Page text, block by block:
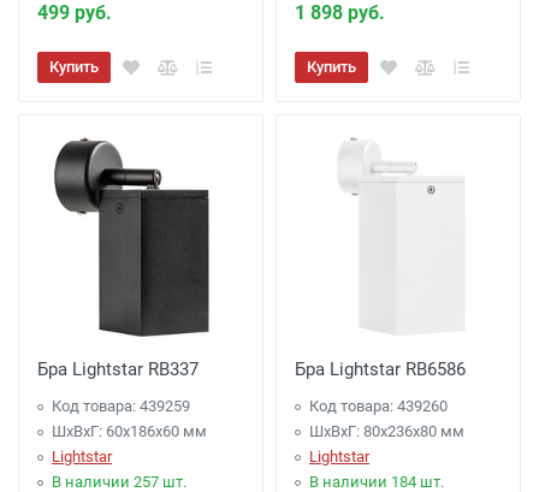
499 руб.
Купить
1 898 руб.
Купить
Бра Lightstar RB337
Код товара: 439259
ШхВхГ: 60x186x60 мм
Lightstar
В наличии 257 шт.
Бра Lightstar RB6586
Код товара: 439260
ШхВхГ: 80x236x80 мм
Lightstar
В наличии 184 шт.